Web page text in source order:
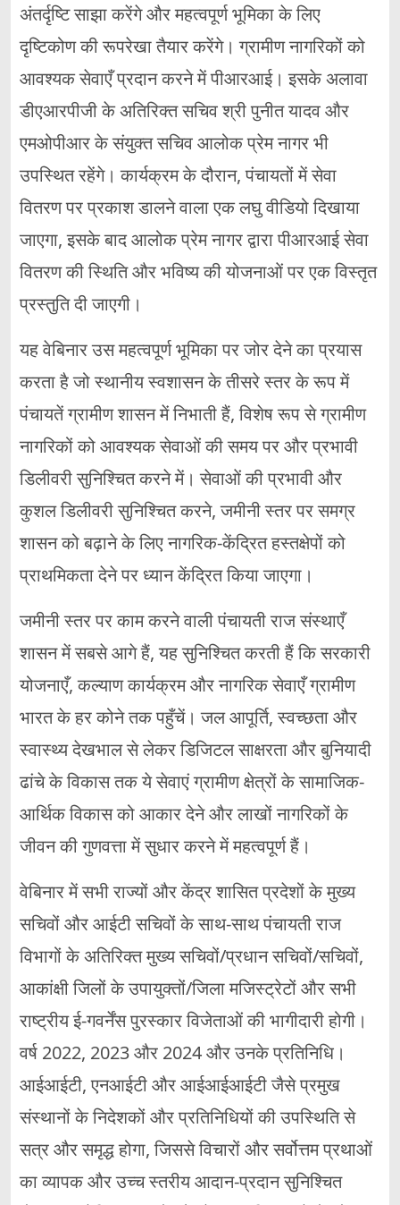
अंतर्दृष्टि साझा करेंगे और महत्वपूर्ण भूमिका के लिए
दृष्टिकोण की रूपरेखा तैयार करेंगे। ग्रामीण नागरिकों को
आवश्यक सेवाएँ प्रदान करने में पीआरआई। इसके अलावा
डीएआरपीजी के अतिरिक्त सचिव श्री पुनीत यादव और
एमओपीआर के संयुक्त सचिव आलोक प्रेम नागर भी
उपस्थित रहेंगे। कार्यक्रम के दौरान, पंचायतों में सेवा
वितरण पर प्रकाश डालने वाला एक लघु वीडियो दिखाया
जाएगा, इसके बाद आलोक प्रेम नागर द्वारा पीआरआई सेवा
वितरण की स्थिति और भविष्य की योजनाओं पर एक विस्तृत
प्रस्तुति दी जाएगी।
यह वेबिनार उस महत्वपूर्ण भूमिका पर जोर देने का प्रयास
करता है जो स्थानीय स्वशासन के तीसरे स्तर के रूप में
पंचायतें ग्रामीण शासन में निभाती हैं, विशेष रूप से ग्रामीण
नागरिकों को आवश्यक सेवाओं की समय पर और प्रभावी
डिलीवरी सुनिश्चित करने में। सेवाओं की प्रभावी और
कुशल डिलीवरी सुनिश्चित करने, जमीनी स्तर पर समग्र
शासन को बढ़ाने के लिए नागरिक-केंद्रित हस्तक्षेपों को
प्राथमिकता देने पर ध्यान केंद्रित किया जाएगा।
जमीनी स्तर पर काम करने वाली पंचायती राज संस्थाएँ
शासन में सबसे आगे हैं, यह सुनिश्चित करती हैं कि सरकारी
योजनाएँ, कल्याण कार्यक्रम और नागरिक सेवाएँ ग्रामीण
भारत के हर कोने तक पहुँचें। जल आपूर्ति, स्वच्छता और
स्वास्थ्य देखभाल से लेकर डिजिटल साक्षरता और बुनियादी
ढांचे के विकास तक ये सेवाएं ग्रामीण क्षेत्रों के सामाजिक-
आर्थिक विकास को आकार देने और लाखों नागरिकों के
जीवन की गुणवत्ता में सुधार करने में महत्वपूर्ण हैं।
वेबिनार में सभी राज्यों और केंद्र शासित प्रदेशों के मुख्य
सचिवों और आईटी सचिवों के साथ-साथ पंचायती राज
विभागों के अतिरिक्त मुख्य सचिवों/प्रधान सचिवों/सचिवों,
आकांक्षी जिलों के उपायुक्तों/जिला मजिस्ट्रेटों और सभी
राष्ट्रीय ई-गवर्नेंस पुरस्कार विजेताओं की भागीदारी होगी।
वर्ष 2022, 2023 और 2024 और उनके प्रतिनिधि।
आईआईटी, एनआईटी और आईआईआईटी जैसे प्रमुख
संस्थानों के निदेशकों और प्रतिनिधियों की उपस्थिति से
सत्र और समृद्ध होगा, जिससे विचारों और सर्वोत्तम प्रथाओं
का व्यापक और उच्च स्तरीय आदान-प्रदान सुनिश्चित